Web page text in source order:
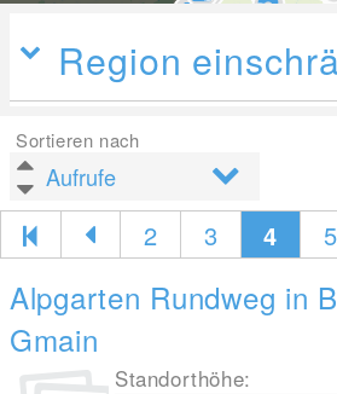
Region
Sortieren nach
2 3 4 5
Alpgarten Rundweg in
Gmain
Standorthöhe: